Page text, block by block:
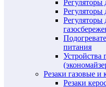
Регуляторы
Регуляторы
Регуляторы
питания
Устройства
Резаки газовые
Резаки